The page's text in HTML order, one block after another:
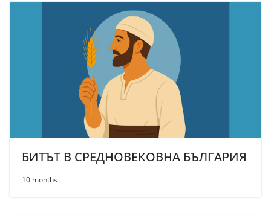
БИТЪТ В СРЕДНОВЕКОВНА БЪЛГАРИЯ
10 months